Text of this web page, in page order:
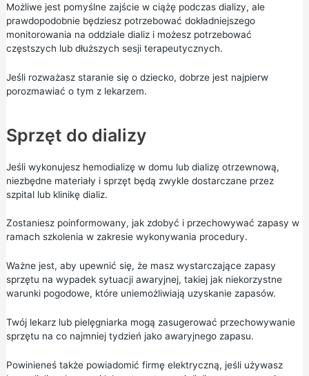
Możliwe jest pomyślne zajście w ciążę podczas dializy, ale
prawdopodobnie będziesz potrzebować dokładniejszego
monitorowania na oddziale dializ i możesz potrzebować
częstszych lub dłuższych sesji terapeutycznych.
Jeśli rozważasz staranie się o dziecko, dobrze jest najpierw
porozmawiać o tym z lekarzem.
Sprzęt do dializy
Jeśli wykonujesz hemodializę w domu lub dializę otrzewnową,
niezbędne materiały i sprzęt będą zwykle dostarczane przez
szpital lub klinikę dializ.
Zostaniesz poinformowany, jak zdobyć i przechowywać zapasy w
ramach szkolenia w zakresie wykonywania procedury.
Ważne jest, aby upewnić się, że masz wystarczające zapasy
sprzętu na wypadek sytuacji awaryjnej, takiej jak niekorzystne
warunki pogodowe, które uniemożliwiają uzyskanie zapasów.
Twój lekarz lub pielęgniarka mogą zasugerować przechowywanie
sprzętu na co najmniej tydzień jako awaryjnego zapasu.
Powinieneś także powiadomić firmę elektryczną, jeśli używasz